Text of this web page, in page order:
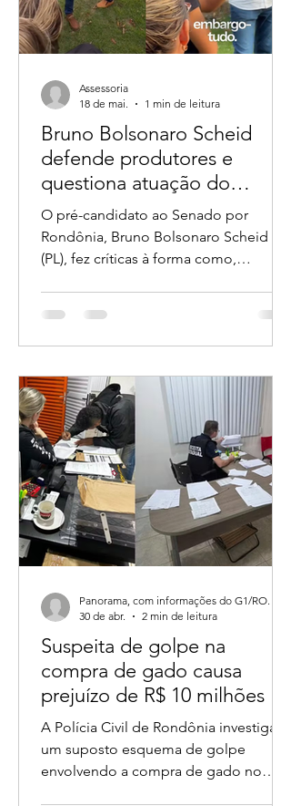
relembrarem que o vereador André do
Sindicato já tratava
Bruno Bolsonaro Scheid
defende produtores e
questiona atuação do
ICMBio em fiscalizações no
O pré-candidato ao Senado por
(PL), fez críticas à forma como,
atuado em operações de fiscalização
em propriedades rurais. A
manifestação foi publicada nas redes
sociais após reunião com pequenos
agricultores.
Assessoria
18 de mai.
1 min de leitura
Suspeita de golpe na
compra de gado causa
prejuízo de R$ 10 milhões e
deixa mais de 90 vítimas em
A Polícia Civil de Rondônia investiga
Panorama, com informações do G1/RO.
30 de abr.
2 min de leitura